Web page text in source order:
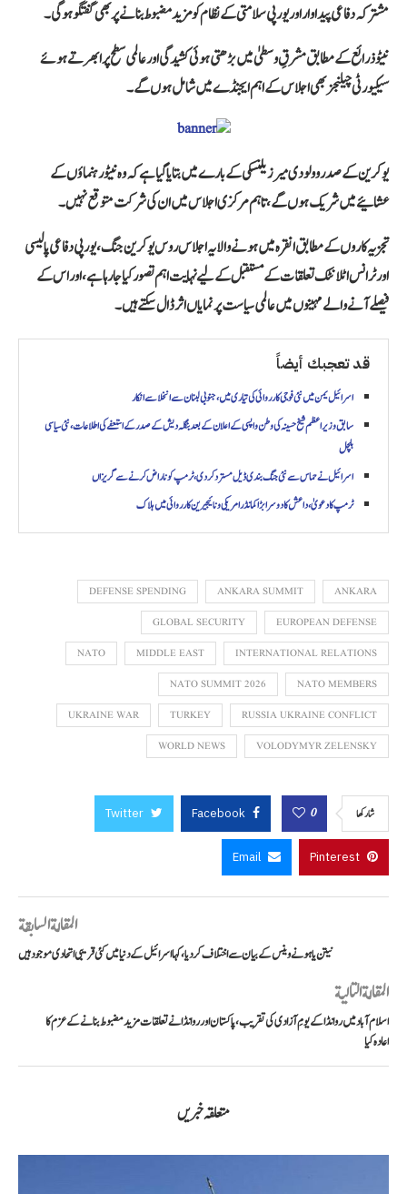
مشترکہ دفاعی پیداوار اور یورپی سلامتی کے نظام کو مزید مضبوط بنانے پر بھی گفتگو ہوگی۔
نیٹو ذرائع کے مطابق مشرقِ وسطیٰ میں بڑھتی ہوئی کشیدگی اور عالمی سطح پر ابھرتے ہوئے
سیکیورٹی چیلنجز بھی اجلاس کے اہم ایجنڈے میں شامل ہوں گے۔
یوکرین کے صدر وولودی میر زیلنسکی کے بارے میں بتایا گیا ہے کہ وہ نیٹو رہنماؤں کے
عشائیے میں شریک ہوں گے، تاہم مرکزی اجلاس میں ان کی شرکت متوقع نہیں۔
تجزیہ کاروں کے مطابق انقرہ میں ہونے والا یہ اجلاس روس یوکرین جنگ، یورپی دفاعی پالیسی
اور ٹرانس اٹلانٹک تعلقات کے مستقبل کے لیے نہایت اہم تصور کیا جا رہا ہے، اور اس کے
فیصلے آنے والے مہینوں میں عالمی سیاست پر نمایاں اثر ڈال سکتے ہیں۔
قد تعجبك أيضاً
اسرائیل یمن میں نئی فوجی کارروائی کی تیاری میں، جنوبی لبنان سے انخلا سے انکار
سابق وزیر اعظم شیخ حسینہ کی وطن واپسی کے اعلان کے بعد بنگلہ دیش کے صدر کے استعفے کی اطلاعات، نئی سیاسی
ہلچل
اسرائیل نے حماس سے نئی جنگ بندی ڈیل مسترد کردی، ٹرمپ کو ناراض کرنے سے گریزاں
ٹرمپ کا دعویٰ، داعش کا دوسرا بڑا کمانڈر امریکی و نائیجیرین کارروائی میں ہلاک
ANKARA
ANKARA SUMMIT
DEFENSE SPENDING
EUROPEAN DEFENSE
GLOBAL SECURITY
INTERNATIONAL RELATIONS
MIDDLE EAST
NATO
NATO MEMBERS
NATO SUMMIT 2026
RUSSIA UKRAINE CONFLICT
TURKEY
UKRAINE WAR
VOLODYMYR ZELENSKY
WORLD NEWS
شاركها 0
Facebook
Twitter
Pinterest
Email
المقالة السابقة
نیتن یاہو نے وینس کے بیان سے اختلاف کر دیا، کہا اسرائیل کے دنیا میں کئی قریبی اتحادی موجود ہیں
المقالة التالية
اسلام آباد میں روانڈا کے یومِ آزادی کی تقریب، پاکستان اور روانڈا نے تعلقات مزید مضبوط بنانے کے عزم کا
اعادہ کیا
متعلقہ خبریں